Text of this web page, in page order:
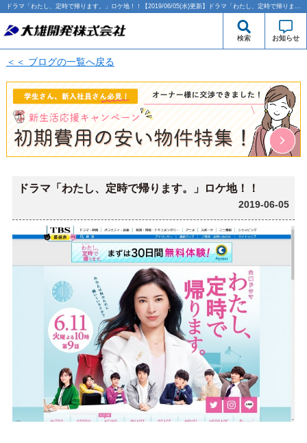
ドラマ「わたし、定時で帰ります。」ロケ地！！【2019/06/05(水)更新】ドラマ「わたし、定時で帰ります。」ロケ地！！ | 西大島・江東区エリアの賃貸のことなら大雄開発株式会社
検索 お知らせ
＜＜ ブログの一覧へ戻る
ドラマ「わたし、定時で帰ります。」ロケ地！！
2019-06-05